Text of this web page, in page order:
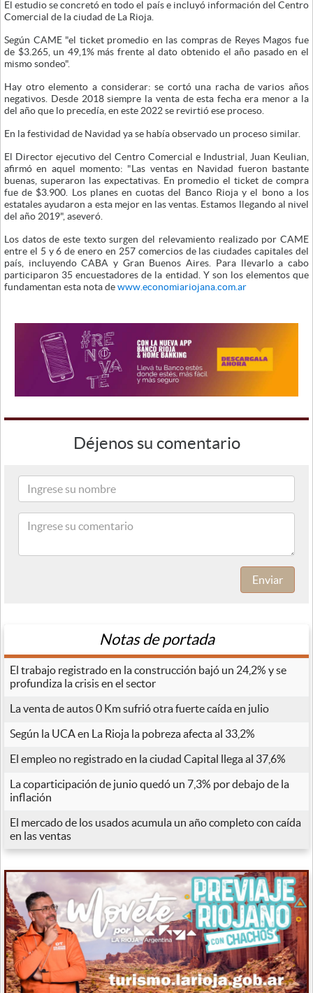
El estudio se concretó en todo el país e incluyó información del Centro
Comercial de la ciudad de La Rioja.
Según CAME "el ticket promedio en las compras de Reyes Magos fue
de $3.265, un 49,1% más frente al dato obtenido el año pasado en el
mismo sondeo".
Hay otro elemento a considerar: se cortó una racha de varios años
negativos. Desde 2018 siempre la venta de esta fecha era menor a la
del año que lo precedía, en este 2022 se revirtió ese proceso.
En la festividad de Navidad ya se había observado un proceso similar.
El Director ejecutivo del Centro Comercial e Industrial, Juan Keulian,
afirmó en aquel momento: "Las ventas en Navidad fueron bastante
buenas, superaron las expectativas. En promedio el ticket de compra
fue de $3.900. Los planes en cuotas del Banco Rioja y el bono a los
estatales ayudaron a esta mejor en las ventas. Estamos llegando al nivel
del año 2019", aseveró.
Los datos de este texto surgen del relevamiento realizado por CAME
entre el 5 y 6 de enero en 257 comercios de las ciudades capitales del
país, incluyendo CABA y Gran Buenos Aires. Para llevarlo a cabo
participaron 35 encuestadores de la entidad. Y son los elementos que
fundamentan esta nota dewww.economiariojana.com.ar
Déjenos su comentario
Enviar
Notas de portada
El trabajo registrado en la construcción bajó un 24,2% y se
profundiza la crisis en el sector
La venta de autos 0 Km sufrió otra fuerte caída en julio
Según la UCA en La Rioja la pobreza afecta al 33,2%
El empleo no registrado en la ciudad Capital llega al 37,6%
La coparticipación de junio quedó un 7,3% por debajo de la
inflación
El mercado de los usados acumula un año completo con caída
en las ventas